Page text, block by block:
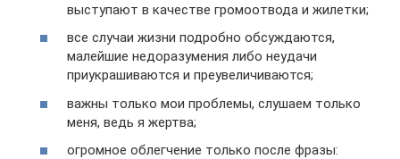
выступают в качестве громоотвода и жилетки;
все случаи жизни подробно обсуждаются,
малейшие недоразумения либо неудачи
приукрашиваются и преувеличиваются;
важны только мои проблемы, слушаем только
меня, ведь я жертва;
огромное облегчение только после фразы: